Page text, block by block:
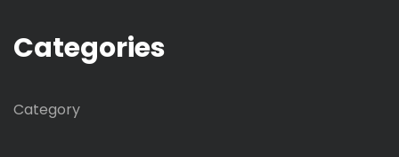
Categories
Category